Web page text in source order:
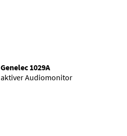
Genelec 1029A
aktiver Audiomonitor